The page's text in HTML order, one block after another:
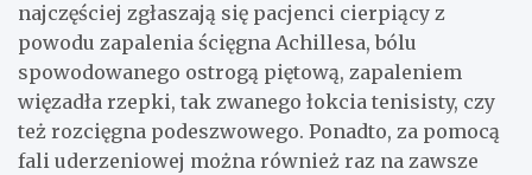
najczęściej zgłaszają się pacjenci cierpiący z
powodu zapalenia ścięgna Achillesa, bólu
spowodowanego ostrogą piętową, zapaleniem
więzadła rzepki, tak zwanego łokcia tenisisty, czy
też rozcięgna podeszwowego. Ponadto, za pomocą
fali uderzeniowej można również raz na zawsze